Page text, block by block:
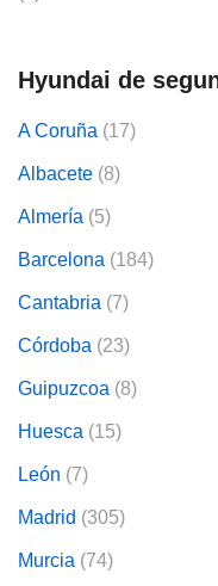
Hyundai de
A Coruña (17)
Albacete (8)
Almería (5)
Barcelona (184)
Cantabria (7)
Córdoba (23)
Guipuzcoa (8)
Huesca (15)
León (7)
Madrid (305)
Murcia (74)